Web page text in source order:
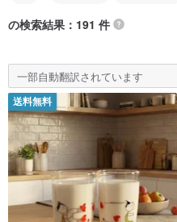
の検索結果：191 件
一部自動翻訳されています
送料無料